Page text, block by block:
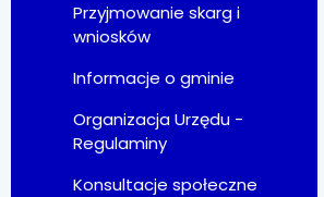
Przyjmowanie skarg i
wniosków
Informacje o gminie
Organizacja Urzędu -
Regulaminy
Konsultacje społeczne